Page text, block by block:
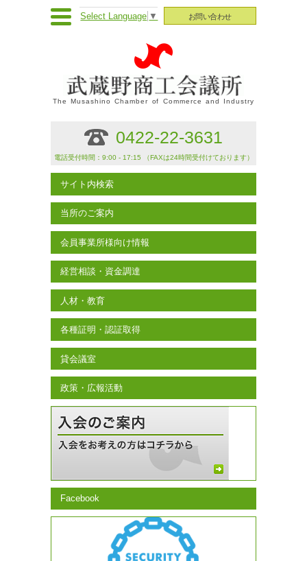
お問い合わせ
Select Language ▼
The Musashino Chamber of Commerce and Industry
0422-22-3631
電話受付時間：9:00 - 17:15 （FAXは24時間受付けております）
サイト内検索
当所のご案内
会員事業所様向け情報
経営相談・資金調達
人材・教育
各種証明・認証取得
貸会議室
政策・広報活動
Facebook